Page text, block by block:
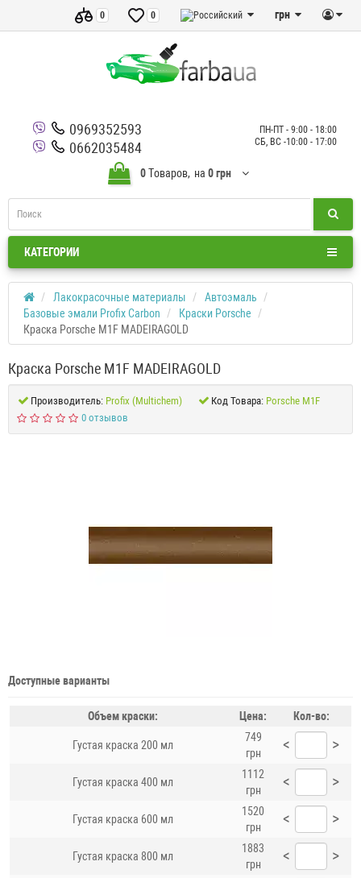
грн
0
0
0969352593
0662035484
ПН-ПТ - 9:00 - 18:00
СБ, ВС -10:00 - 17:00
0Tоваров, на 0 грн
КАТЕГОРИИ
Лакокрасочные материалы
Автоэмаль
Базовые эмали Profix Carbon
Краски Porsche
Краска Porsche M1F MADEIRAGOLD
Краска Porsche M1F MADEIRAGOLD
Производитель: Profix (Multichem) Код Товара: Porsche M1F
0 отзывов
Доступные варианты
Объем краски: Цена: Кол-во:
Густая краска 200 мл
749
грн
< >
Густая краска 400 мл
1112
грн
< >
Густая краска 600 мл
1520
грн
< >
Густая краска 800 мл
1883
грн
< >